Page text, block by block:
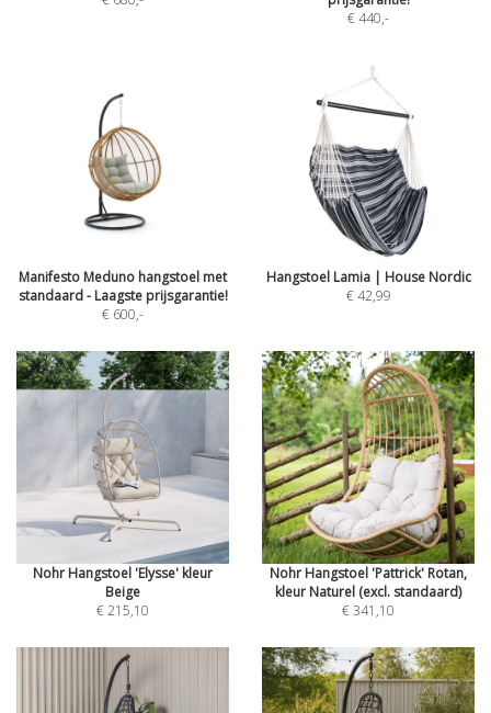
€ 440,-
Manifesto Meduno hangstoel met
standaard - Laagste prijsgarantie!
€ 600,-
Hangstoel Lamia | House Nordic
€ 42,99
Nohr Hangstoel 'Elysse' kleur
Beige
€ 215,10
Nohr Hangstoel 'Pattrick' Rotan,
kleur Naturel (excl. standaard)
€ 341,10